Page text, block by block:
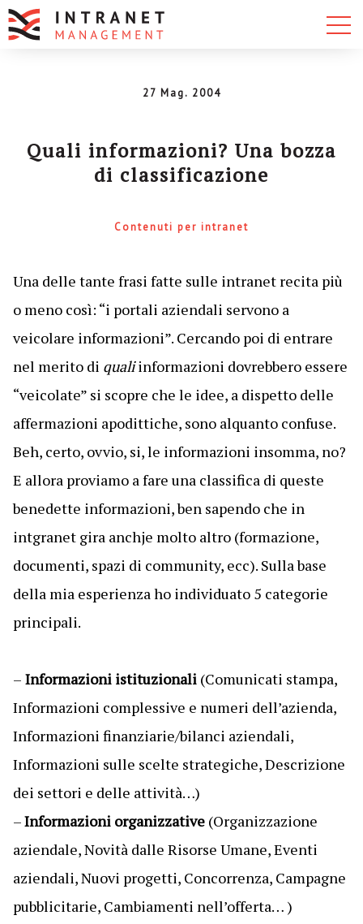
27 Mag. 2004
Quali informazioni? Una bozza
di classificazione
Contenuti per intranet
Una delle tante frasi fatte sulle intranet recita più
o meno così: “i portali aziendali servono a
veicolare informazioni”. Cercando poi di entrare
nel merito di qualiinformazioni dovrebbero essere
“veicolate” si scopre che le idee, a dispetto delle
affermazioni apodittiche, sono alquanto confuse.
Beh, certo, ovvio, si, le informazioni insomma, no?
E allora proviamo a fare una classifica di queste
benedette informazioni, ben sapendo che in
intgranet gira anchje molto altro (formazione,
documenti, spazi di community, ecc). Sulla base
della mia esperienza ho individuato 5 categorie
principali.
– Informazioni istituzionali(Comunicati stampa,
Informazioni complessive e numeri dell’azienda,
Informazioni finanziarie/bilanci aziendali,
Informazioni sulle scelte strategiche, Descrizione
dei settori e delle attività…)
–Informazioni organizzative(Organizzazione
aziendale, Novità dalle Risorse Umane, Eventi
aziendali, Nuovi progetti, Concorrenza, Campagne
pubblicitarie, Cambiamenti nell’offerta… )